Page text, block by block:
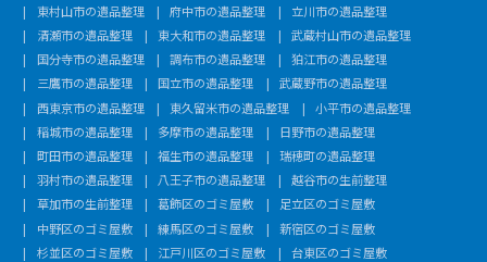
東村山市の遺品整理
府中市の遺品整理
立川市の遺品整理
清瀬市の遺品整理
東大和市の遺品整理
武蔵村山市の遺品整理
国分寺市の遺品整理
調布市の遺品整理
狛江市の遺品整理
三鷹市の遺品整理
国立市の遺品整理
武蔵野市の遺品整理
西東京市の遺品整理
東久留米市の遺品整理
小平市の遺品整理
稲城市の遺品整理
多摩市の遺品整理
日野市の遺品整理
町田市の遺品整理
福生市の遺品整理
瑞穂町の遺品整理
羽村市の遺品整理
八王子市の遺品整理
越谷市の生前整理
草加市の生前整理
葛飾区のゴミ屋敷
足立区のゴミ屋敷
中野区のゴミ屋敷
練馬区のゴミ屋敷
新宿区のゴミ屋敷
杉並区のゴミ屋敷
江戸川区のゴミ屋敷
台東区のゴミ屋敷